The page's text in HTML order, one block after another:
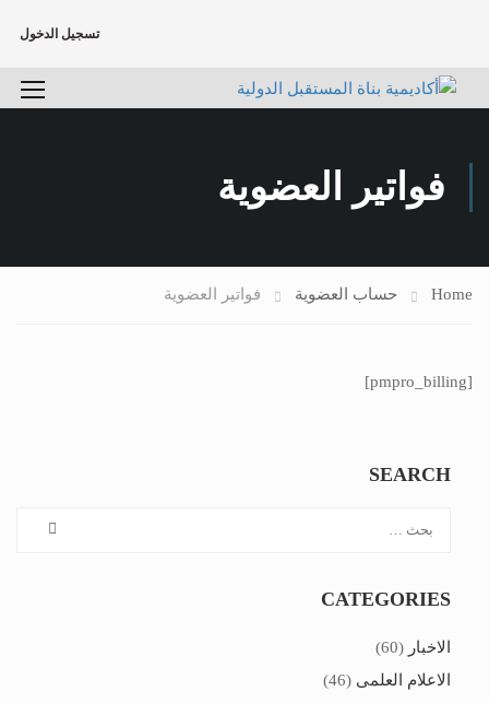
تسجيل الدخول
فواتير العضوية
Home حساب العضوية فواتير العضوية
[pmpro_billing]
SEARCH
CATEGORIES
الاخبار (60)
الاعلام العلمى (46)